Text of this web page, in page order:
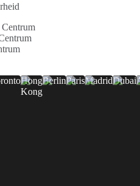
Hong
Kong
BerlinParisMadridDubai